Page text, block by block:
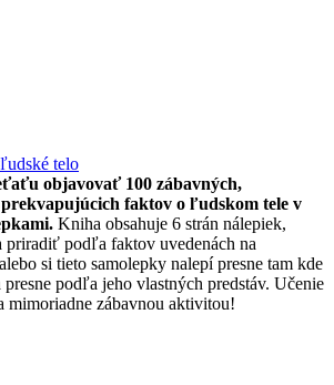
telo
objavovať 100 zábavných,
faktov o ľudskom tele v
Kniha obsahuje 6 strán nálepiek,
priradiť podľa faktov uvedenách na
si tieto samolepky nalepí presne tam kde
podľa jeho vlastných predstáv. Učenie
mimoriadne zábavnou aktivitou!